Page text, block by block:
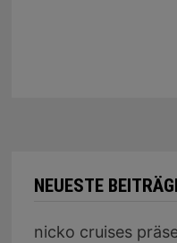
NEUESTE
nicko cruises